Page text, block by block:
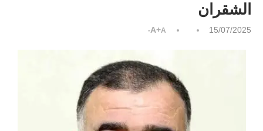
الشقران
15/07/2025
A+A-